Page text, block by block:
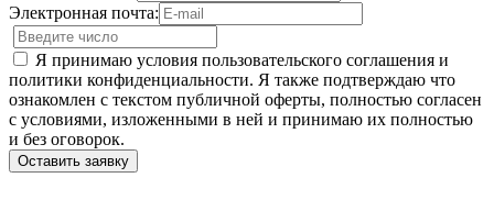
Электронная почта:
Я принимаю условия пользовательского соглашения и
политики конфиденциальности. Я также подтверждаю что
ознакомлен с текстом публичной оферты, полностью согласен
с условиями, изложенными в ней и принимаю их полностью
и без оговорок.